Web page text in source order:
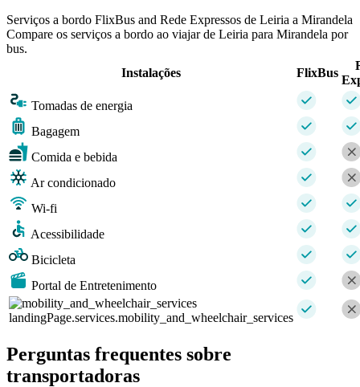
Serviços a bordo FlixBus and Rede Expressos de Leiria a Mirandela
Compare os serviços a bordo ao viajar de Leiria para Mirandela por
bus.
Instalações
FlixBus
Tomadas de energia
Bagagem
Comida e bebida
Ar condicionado
Wi-fi
Acessibilidade
Bicicleta
Portal de Entretenimento
landingPage.services.mobility_and_wheelchair_services
Perguntas frequentes sobre
transportadoras